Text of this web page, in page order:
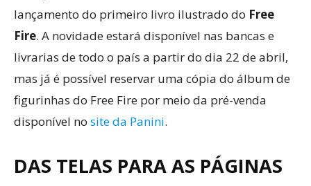
lançamento do primeiro livro ilustrado do Free
Fire. A novidade estará disponível nas bancas e
livrarias de todo o país a partir do dia 22 de abril,
mas já é possível reservar uma cópia do álbum de
figurinhas do Free Fire por meio da pré-venda
disponível no site da Panini.
DAS TELAS PARA AS PÁGINAS